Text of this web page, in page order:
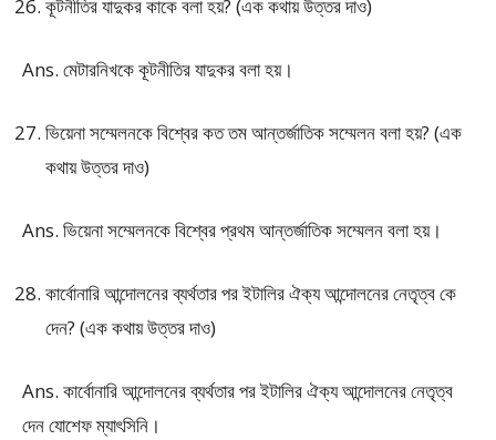
কূটনীতির যাদুকর কাকে বলা হয়? (এক কথায় উত্তর দাও)
Ans. মেটারনিখকে কূটনীতির যাদুকর বলা হয়।
ভিয়েনা সম্মেলনকে বিশ্বের কত তম আন্তর্জাতিক সম্মেলন বলা হয়? (এক
কথায় উত্তর দাও)
Ans. ভিয়েনা সম্মেলনকে বিশ্বের প্রথম আন্তর্জাতিক সম্মেলন বলা হয়।
কার্বোনারি আন্দোলনের ব্যর্থতার পর ইটালির ঐক্য আন্দোলনের নেতৃত্ব কে
দেন? (এক কথায় উত্তর দাও)
Ans. কার্বোনারি আন্দোলনের ব্যর্থতার পর ইটালির ঐক্য আন্দোলনের নেতৃত্ব
দেন যোশেফ ম্যাৎসিনি।